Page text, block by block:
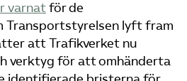
varnatför de
Transportstyrelsen lyft fram
att Trafikverket nu
verktyg för att omhänderta